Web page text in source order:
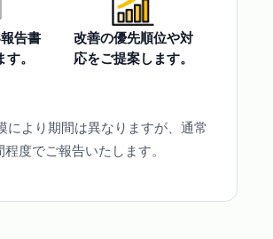
告書
。
改善の優先順位や対
応をご提案します。
により期間は異なりますが、通常
度でご報告いたします。